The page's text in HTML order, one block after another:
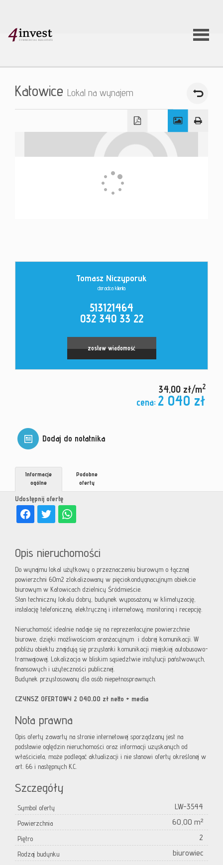
O firmie
Katowice Lokal na wynajem
Tomasz Niczyporuk
doradca klienta
513121464
032 340 33 22
zostaw wiadomość
34,00 zł/m2
cena: 2 040 zł
Dodaj do notatnika
Udostępnij ofertę
Informacje
ogólne
Podobne
oferty
Opis nieruchomości
Do wynajmu lokal użytkowy o przeznaczeniu biurowym o łącznej
powierzchni 60m2 zlokalizowany w pięciokondygnacyjnym obiekcie
biurowym w Katowicach dzielnicy Śródmieście.
Stan techniczny lokalu dobry, budynek wyposażony w klimatyzację,
instalację telefoniczną, elektryczną i internetową, monitoring i recepcję.
Nieruchomość idealnie nadaje się na reprezentacyjne powierzchnie
biurowe, dzięki możliwościom aranżacyjnym i dobrej komunikacji. W
pobliżu obiektu znajdują się przystanki komunikacji miejskiej autobusowo-
tramwajowej. Lokalizacja w bliskim sąsiedztwie instytucji państwowych,
finansowych i użyteczności publicznej.
Budynek przystosowany dla osób niepełnosprawnych.
CZYNSZ OFERTOWY 2 040,00 zł netto + media
Nota prawna
Opis oferty zawarty na stronie internetowej sporządzany jest na
podstawie oględzin nieruchomości oraz informacji uzyskanych od
właściciela, może podlegać aktualizacji i nie stanowi oferty określonej w
art. 66 i następnych K.C.
Szczegóły
Symbol oferty LW-3544
Powierzchnia 60,00 m²
Piętro 2
Rodzaj budynku biurowiec